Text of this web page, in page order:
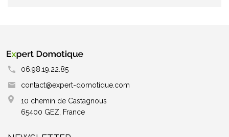
06.98.19.22.85
contact@expert-domotique.com
10 chemin de Castagnous
65400 GEZ, France